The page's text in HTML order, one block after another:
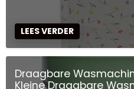
LEES VERDER
Draagbare
Kleine Draagbare